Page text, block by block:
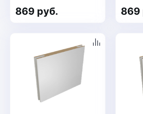
869 руб. 869